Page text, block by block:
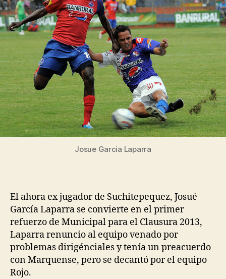
Josue Garcia Laparra
El ahora ex jugador de Suchitepequez, Josué
García Laparra se convierte en el primer
refuerzo de Municipal para el Clausura 2013,
Laparra renuncio al equipo venado por
problemas dirigénciales y tenía un preacuerdo
con Marquense, pero se decantó por el equipo
Rojo.